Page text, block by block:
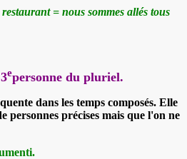
= nous sommes allés tous
epersonne du pluriel.
dans les temps composés. Elle
personnes précises mais que l'on ne